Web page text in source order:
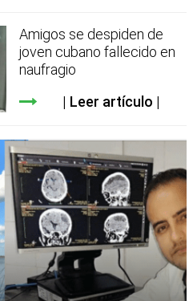
Amigos se despiden de
joven cubano fallecido en
naufragio
Leer artículo